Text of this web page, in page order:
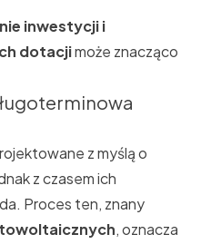
inwestycji i
dotacjimoże znacząco
z myślą o
z czasem ich
Proces ten, znany
, oznacza